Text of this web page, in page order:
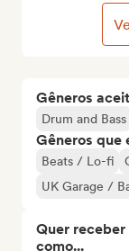
Gêneros
Drum and Bass
Gêneros que
Beats / Lo-fi
UK Garage /
Quer
como...